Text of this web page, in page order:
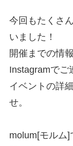
今回もたくさ
いました！
開催までの情
Instagramでご
イベントの詳
せ。
molum[モルム